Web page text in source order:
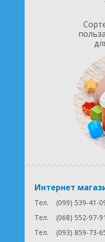
Интернет
Тел.
(099) 539-41-
Тел.
(068) 552-97-91
Тел.
(093) 859-73-